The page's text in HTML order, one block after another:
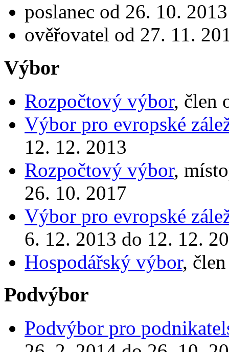
poslanec od 26. 10.
ověřovatel od 27. 11.
Výbor
Rozpočtový výbor, člen
Výbor pro evropské
12. 12. 2013
Rozpočtový výbor,
26. 10. 2017
Výbor pro evropské
6. 12. 2013 do 12. 12.
Hospodářský výbor,
Podvýbor
Podvýbor pro